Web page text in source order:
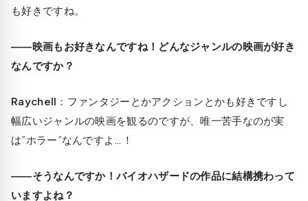
も好きですね。
――映画もお好きなんですね！どんなジャンルの映画が好き
なんですか？
Raychell ：ファンタジーとかアクションとかも好きですし
幅広いジャンルの映画を観るのですが、唯一苦手なのが実
は”ホラー”なんですよ…！
――そうなんですか！バイオハザードの作品に結構携わって
いますよね？